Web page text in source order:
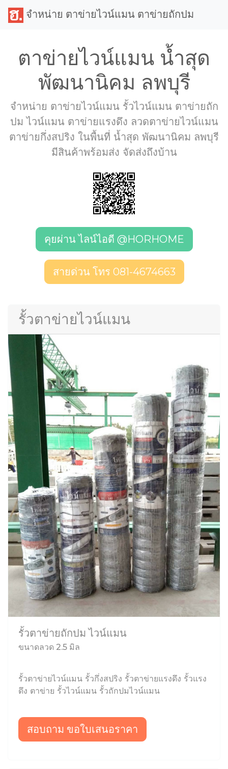
จำหน่าย ตาข่ายไวน์แมน ตาข่ายถักปม
ตาข่ายไวน์แมน น้ำสุด
พัฒนานิคม ลพบุรี
จำหน่าย ตาข่ายไวน์แมน รั้วไวน์แมน ตาข่ายถัก
ปม ไวน์แมน ตาข่ายแรงดึง ลวดตาข่ายไวน์แมน
ตาข่ายกึ่งสปริง ในพื้นที่ น้ำสุด พัฒนานิคม ลพบุรี
มีสินค้าพร้อมส่ง จัดส่งถึงบ้าน
คุยผ่าน ไลน์ไอดี @HORHOME
สายด่วน โทร 081-4674663
รั้วตาข่ายไวน์แมน
รั้วตาข่ายถักปม ไวน์แมน
ขนาดลวด 2.5 มิล
รั้วตาข่ายไวน์แมน รั้วกึ่งสปริง รั้วตาข่ายแรงดึง รั้วแรง
ดึง ตาข่าย รั้วไวน์แมน รั้วถักปมไวน์แมน
สอบถาม ขอใบเสนอราคา